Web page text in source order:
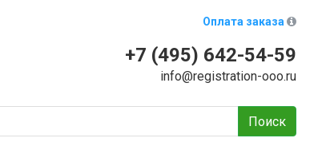
Оплата заказа
+7 (495) 642-54-59
info@registration-ooo.ru
Поиск